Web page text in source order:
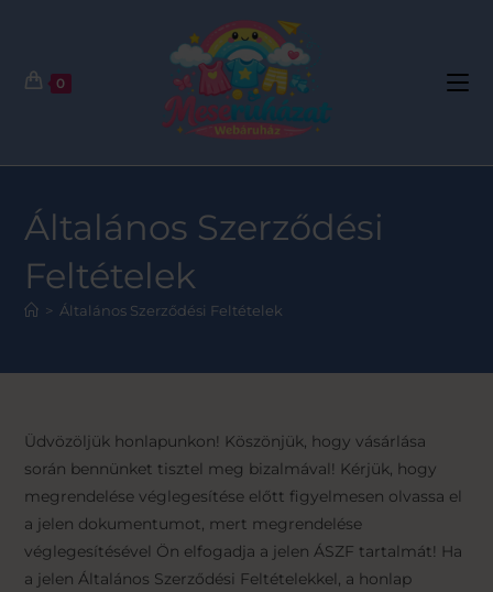
0
Általános Szerződési
Feltételek
> Általános Szerződési Feltételek
Üdvözöljük honlapunkon! Köszönjük, hogy vásárlása
során bennünket tisztel meg bizalmával! Kérjük, hogy
megrendelése véglegesítése előtt figyelmesen olvassa el
a jelen dokumentumot, mert megrendelése
véglegesítésével Ön elfogadja a jelen ÁSZF tartalmát! Ha
a jelen Általános Szerződési Feltételekkel, a honlap